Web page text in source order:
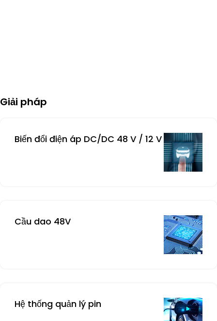
Giải pháp
Biến đổi điện áp DC/DC 48 V / 12 V
Cầu dao 48V
Hệ thống quản lý pin